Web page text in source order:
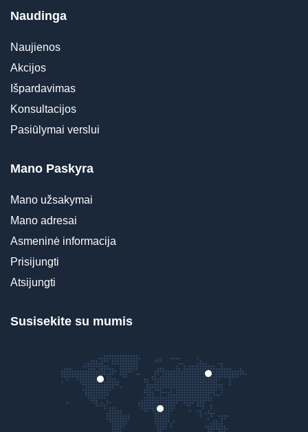
Naudinga
Naujienos
Akcijos
Išpardavimas
Konsultacijos
Pasiūlymai verslui
Mano Paskyra
Mano užsakymai
Mano adresai
Asmeninė informacija
Prisijungti
Atsijungti
Susisekite su mumis